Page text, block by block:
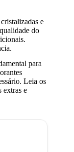
e
do
para
Leia os
extras e